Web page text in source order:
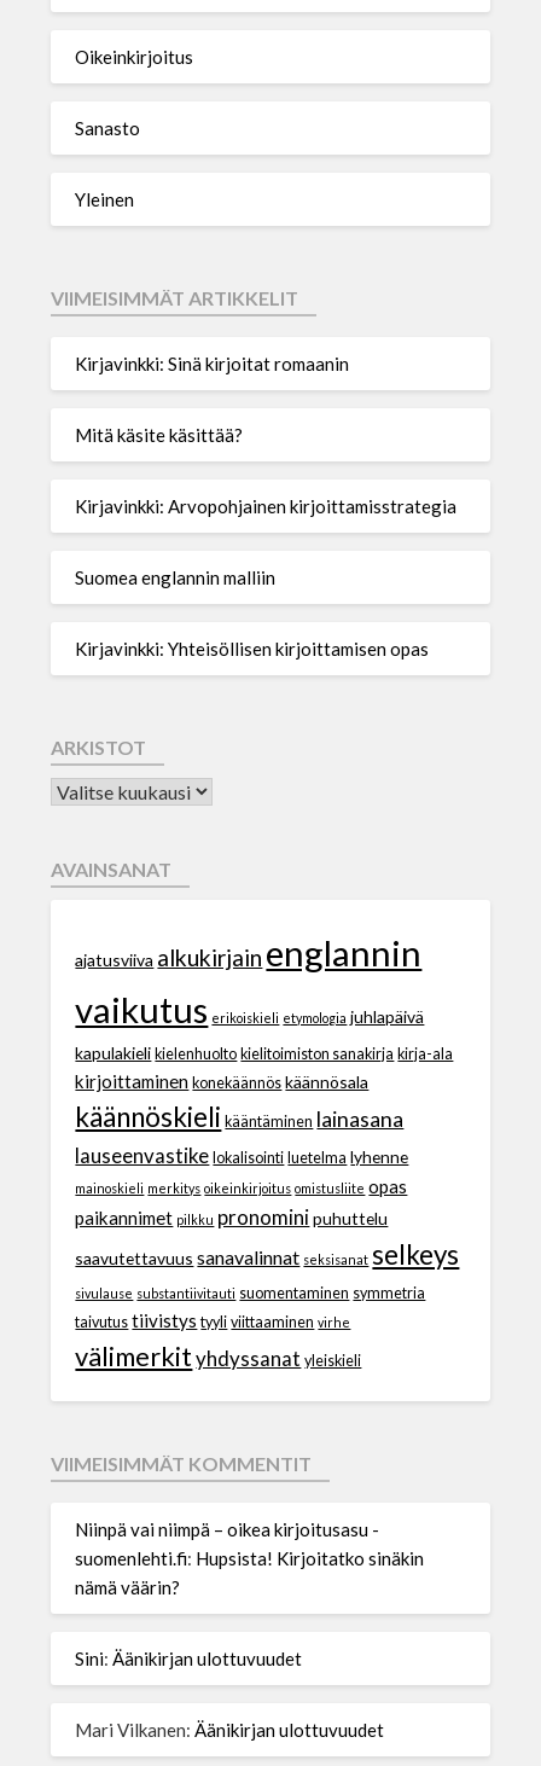
Oikeinkirjoitus
Sanasto
Yleinen
VIIMEISIMMÄT ARTIKKELIT
Kirjavinkki: Sinä kirjoitat romaanin
Mitä käsite käsittää?
Kirjavinkki: Arvopohjainen kirjoittamisstrategia
Suomea englannin malliin
Kirjavinkki: Yhteisöllisen kirjoittamisen opas
ARKISTOT
AVAINSANAT
ajatusviiva alkukirjain englannin
vaikutus erikoiskieli etymologia juhlapäivä
kapulakieli kielenhuolto kielitoimiston sanakirja kirja-ala
kirjoittaminen konekäännös käännösala
käännöskieli kääntäminen lainasana
lauseenvastike lokalisointi luetelma lyhenne
mainoskieli merkitys oikeinkirjoitus omistusliite opas
paikannimet pilkku pronomini puhuttelu
saavutettavuus sanavalinnat seksisanat selkeys
sivulause substantiivitauti suomentaminen symmetria
taivutus tiivistys tyyli viittaaminen virhe
välimerkit yhdyssanat yleiskieli
VIIMEISIMMÄT KOMMENTIT
Niinpä vai niimpä – oikea kirjoitusasu -
suomenlehti.fi: Hupsista! Kirjoitatko sinäkin
nämä väärin?
Sini:Äänikirjan ulottuvuudet
Mari Vilkanen:Äänikirjan ulottuvuudet